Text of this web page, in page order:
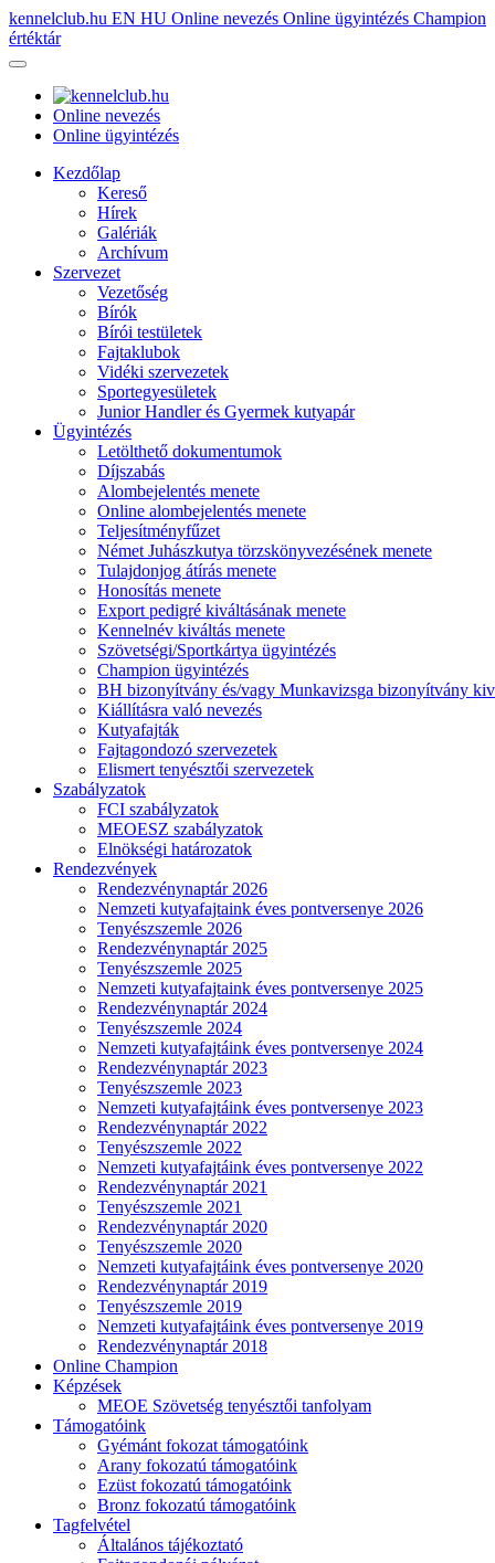
kennelclub.hu EN HU Online nevezés Online ügyintézés Champion
értéktár
Online nevezés
Online ügyintézés
Kezdőlap
Kereső
Hírek
Galériák
Archívum
Szervezet
Vezetőség
Bírók
Bírói testületek
Fajtaklubok
Vidéki szervezetek
Sportegyesületek
Junior Handler és Gyermek kutyapár
Ügyintézés
Letölthető dokumentumok
Díjszabás
Alombejelentés menete
Online alombejelentés menete
Teljesítményfűzet
Német Juhászkutya törzskönyvezésének menete
Tulajdonjog átírás menete
Honosítás menete
Export pedigré kiváltásának menete
Kennelnév kiváltás menete
Szövetségi/Sportkártya ügyintézés
Champion ügyintézés
BH bizonyítvány és/vagy Munkavizsga bizonyítvány
Kiállításra való nevezés
Kutyafajták
Fajtagondozó szervezetek
Elismert tenyésztői szervezetek
Szabályzatok
FCI szabályzatok
MEOESZ szabályzatok
Elnökségi határozatok
Rendezvények
Rendezvénynaptár 2026
Nemzeti kutyafajtaink éves pontversenye 2026
Tenyészszemle 2026
Rendezvénynaptár 2025
Tenyészszemle 2025
Nemzeti kutyafajtaink éves pontversenye 2025
Rendezvénynaptár 2024
Tenyészszemle 2024
Nemzeti kutyafajtáink éves pontversenye 2024
Rendezvénynaptár 2023
Tenyészszemle 2023
Nemzeti kutyafajtáink éves pontversenye 2023
Rendezvénynaptár 2022
Tenyészszemle 2022
Nemzeti kutyafajtáink éves pontversenye 2022
Rendezvénynaptár 2021
Tenyészszemle 2021
Rendezvénynaptár 2020
Tenyészszemle 2020
Nemzeti kutyafajtáink éves pontversenye 2020
Rendezvénynaptár 2019
Tenyészszemle 2019
Nemzeti kutyafajtáink éves pontversenye 2019
Rendezvénynaptár 2018
Online Champion
Képzések
MEOE Szövetség tenyésztői tanfolyam
Támogatóink
Gyémánt fokozat támogatóink
Arany fokozatú támogatóink
Ezüst fokozatú támogatóink
Bronz fokozatú támogatóink
Tagfelvétel
Általános tájékoztató